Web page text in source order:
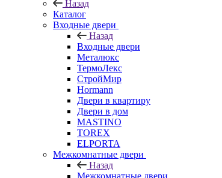
Назад
Каталог
Входные двери
Назад
Входные двери
Металюкс
ТермоЛекс
СтройМир
Hormann
Двери в квартиру
Двери в дом
MASTINO
TOREX
ELPORTA
Межкомнатные двери
Назад
Межкомнатные двери